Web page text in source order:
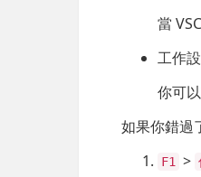
當
工作設
你可
如果你錯過
F1 >